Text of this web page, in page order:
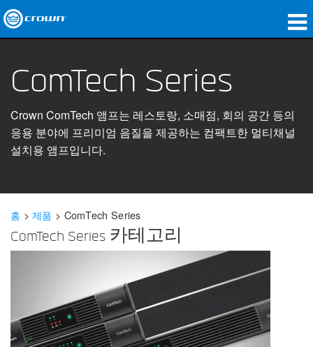
응용 분야
네트워크 오디오
구매처
교육
언어/지역
ComTech Series
Crown ComTech 앰프는 레스토랑, 소매점, 회의 공간 등의
응용 분야에 프리미엄 음질을 제공하는 컴팩트한 멀티채널
설치용 앰프입니다.
홈 >제품 > ComTech Series
ComTech Series 카테고리